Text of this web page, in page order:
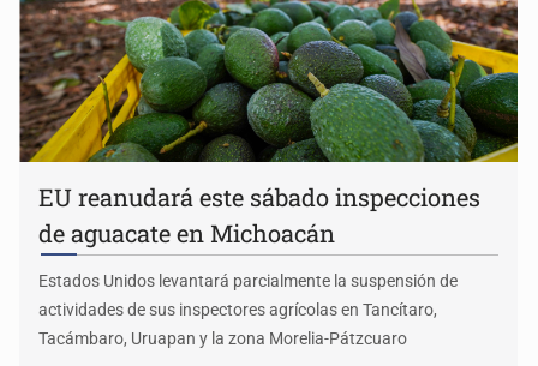
EU reanudará este sábado inspecciones
de aguacate en Michoacán
Estados Unidos levantará parcialmente la suspensión de
actividades de sus inspectores agrícolas en Tancítaro,
Tacámbaro, Uruapan y la zona Morelia-Pátzcuaro